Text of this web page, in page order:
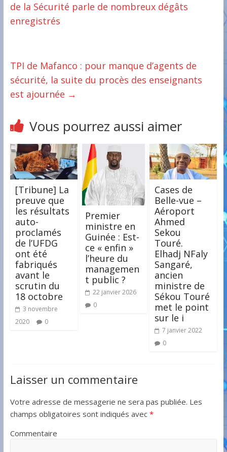
de la Sécurité parle de nombreux dégâts
enregistrés
TPI de Mafanco : pour manque d’agents de
sécurité, la suite du procès des enseignants
est ajournée →
Vous pourrez aussi aimer
[Tribune] La
preuve que
les résultats
auto-
proclamés
de l’UFDG
ont été
fabriqués
avant le
scrutin du
18 octobre
3 novembre
2020
0
Premier
ministre en
Guinée : Est-
ce « enfin »
l’heure du
managemen
t public ?
22 janvier 2026
0
Cases de
Belle-vue –
Aéroport
Ahmed
Sekou
Touré.
Elhadj NFaly
Sangaré,
ancien
ministre de
Sékou Touré
met le point
sur le i
7 janvier 2022
0
Laisser un commentaire
Votre adresse de messagerie ne sera pas publiée. Les
champs obligatoires sont indiqués avec *
Commentaire